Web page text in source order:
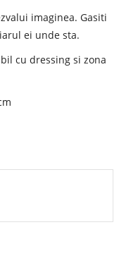
imaginea. Gasiti
ei unde sta.
cu dressing si zona